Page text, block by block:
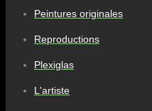
Peintures originales
Reproductions
Plexiglas
L'artiste